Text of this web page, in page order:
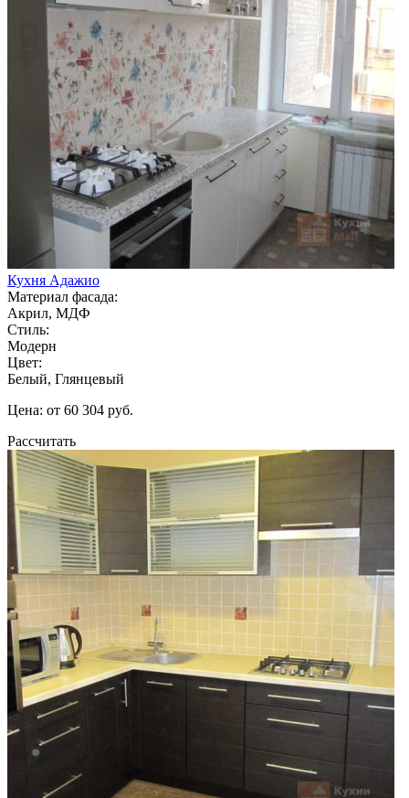
Кухня Адажио
Материал фасада:
Акрил, МДФ
Стиль:
Модерн
Цвет:
Белый, Глянцевый
Цена: от 60 304 руб.
Рассчитать